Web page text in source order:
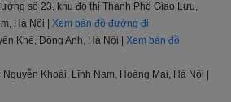
đến 648l và 655 lít giúp người tiêu dùng
phù hợp với nhu cầu, tiếp xúc với
từ phân khúc tầm trung, trung - cao
số 23, khu đô thị Thành Phố Giao Lưu,
Hà Nội | Xem bản đồ đường đi
Khê, Đông Anh, Hà Nội | Xem bản đồ
Nguyễn Khoái, Lĩnh Nam, Hoàng Mai, Hà Nội |